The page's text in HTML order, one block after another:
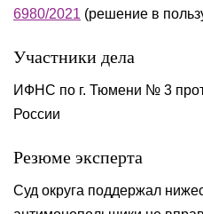
6980/2021 (решение в
Участники дела
ИФНС по г. Тюмени № 3
России
Резюме эксперта
Суд округа поддержал